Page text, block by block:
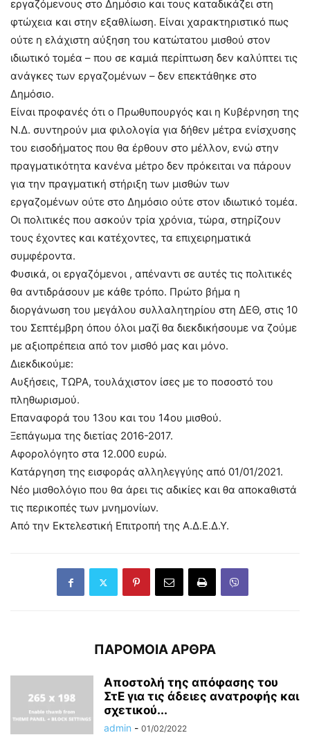
εργαζόμενους στο Δημόσιο και τους καταδικάζει στη
φτώχεια και στην εξαθλίωση. Είναι χαρακτηριστικό πως
ούτε η ελάχιστη αύξηση του κατώτατου μισθού στον
ιδιωτικό τομέα – που σε καμιά περίπτωση δεν καλύπτει τις
ανάγκες των εργαζομένων – δεν επεκτάθηκε στο
Δημόσιο.
Είναι προφανές ότι ο Πρωθυπουργός και η Κυβέρνηση της
Ν.Δ. συντηρούν μια φιλολογία για δήθεν μέτρα ενίσχυσης
του εισοδήματος που θα έρθουν στο μέλλον, ενώ στην
πραγματικότητα κανένα μέτρο δεν πρόκειται να πάρουν
για την πραγματική στήριξη των μισθών των
εργαζομένων ούτε στο Δημόσιο ούτε στον ιδιωτικό τομέα.
Οι πολιτικές που ασκούν τρία χρόνια, τώρα, στηρίζουν
τους έχοντες και κατέχοντες, τα επιχειρηματικά
συμφέροντα.
Φυσικά, οι εργαζόμενοι , απέναντι σε αυτές τις πολιτικές
θα αντιδράσουν με κάθε τρόπο. Πρώτο βήμα η
διοργάνωση του μεγάλου συλλαλητηρίου στη ΔΕΘ, στις 10
του Σεπτέμβρη όπου όλοι μαζί θα διεκδικήσουμε να ζούμε
με αξιοπρέπεια από τον μισθό μας και μόνο.
Διεκδικούμε:
Αυξήσεις, ΤΩΡΑ, τουλάχιστον ίσες με το ποσοστό του
πληθωρισμού.
Επαναφορά του 13ου και του 14ου μισθού.
Ξεπάγωμα της διετίας 2016-2017.
Αφορολόγητο στα 12.000 ευρώ.
Κατάργηση της εισφοράς αλληλεγγύης από 01/01/2021.
Νέο μισθολόγιο που θα άρει τις αδικίες και θα αποκαθιστά
τις περικοπές των μνημονίων.
Από την Εκτελεστική Επιτροπή της Α.Δ.Ε.Δ.Υ.
ΠΑΡΟΜΟΙΑ ΑΡΘΡΑ
Αποστολή της απόφασης του
ΣτΕ για τις άδειες ανατροφής και
σχετικού...
admin - 01/02/2022